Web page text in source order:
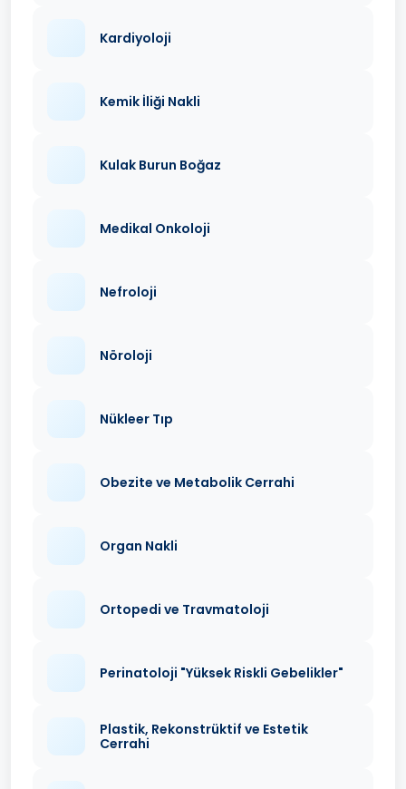
Kardiyoloji
Kemik İliği Nakli
Kulak Burun Boğaz
Medikal Onkoloji
Nefroloji
Nöroloji
Nükleer Tıp
Obezite ve Metabolik Cerrahi
Organ Nakli
Ortopedi ve Travmatoloji
Perinatoloji "Yüksek Riskli Gebelikler"
Plastik, Rekonstrüktif ve Estetik
Cerrahi